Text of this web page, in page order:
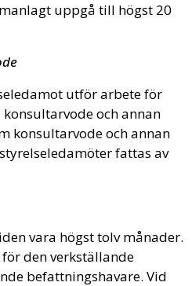
uppgå till högst 20
utför arbete för
och annan
konsultarvode och annan
fattas av
vara högst tolv månader.
den verkställande
befattningshavare. Vid